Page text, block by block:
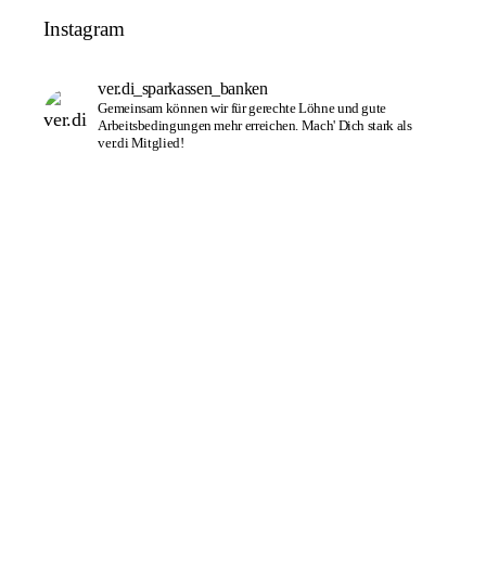
Instagram
ver.di_sparkassen_banken
Gemeinsam können wir für gerechte Löhne und gute
Arbeitsbedingungen mehr erreichen. Mach' Dich stark als
ver.di Mitglied!